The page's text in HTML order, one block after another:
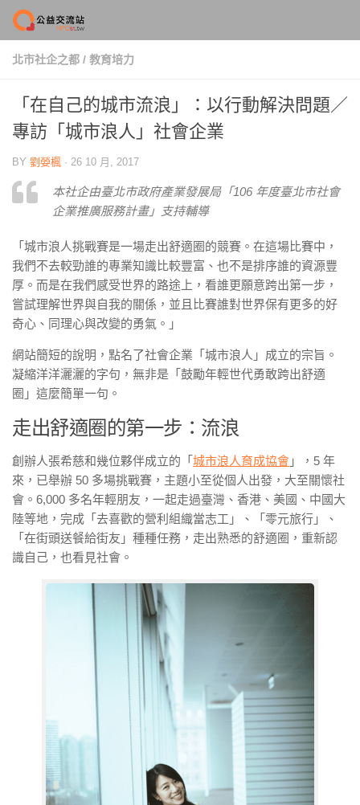
Skip to content
北市社企之都 / 教育培力
「在自己的城市流浪」：以行動解決問題／
專訪「城市浪人」社會企業
BY 劉嫈楓 · 26 10 月, 2017
本社企由臺北市政府產業發展局「106 年度臺北市社會
企業推廣服務計畫」支持輔導
「城市浪人挑戰賽是一場走出舒適圈的競賽。在這場比賽中，
我們不去較勁誰的專業知識比較豐富、也不是排序誰的資源豐
厚。而是在我們感受世界的路途上，看誰更願意跨出第一步，
嘗試理解世界與自我的關係，並且比賽誰對世界保有更多的好
奇心、同理心與改變的勇氣。」
網站簡短的說明，點名了社會企業「城市浪人」成立的宗旨。
凝縮洋洋灑灑的字句，無非是「鼓勵年輕世代勇敢跨出舒適
圈」這麼簡單一句。
走出舒適圈的第一步：流浪
創辦人張希慈和幾位夥伴成立的「 城市浪人育成協會 」，5 年
來，已舉辦 50 多場挑戰賽，主題小至從個人出發，大至關懷社
會。6,000 多名年輕朋友，一起走過臺灣、香港、美國、中國大
陸等地，完成「去喜歡的營利組織當志工」、「零元旅行」、
「在街頭送餐給街友」種種任務，走出熟悉的舒適圈，重新認
識自己，也看見社會。